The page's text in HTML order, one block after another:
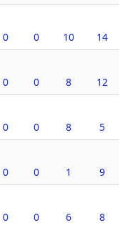
0 0 10
14
0 0 8
12
0 0 8
5
0 0 1
9
0 0 6
8